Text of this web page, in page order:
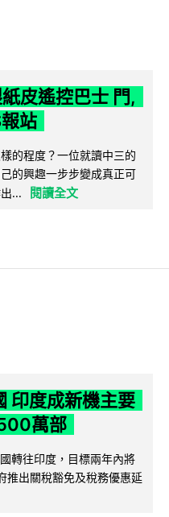
皮遙控巴士 門,
站
的程度？一位就讀中三的
的興趣一步步變成真正可
...
閱讀全文
印度成新機主要
萬部
轉往印度，目標兩年內將
推出關稅豁免及稅務優惠延